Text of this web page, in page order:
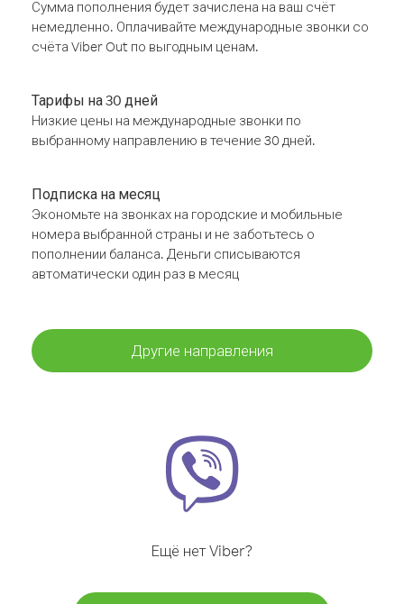
Сумма пополнения будет зачислена на ваш счёт
немедленно. Оплачивайте международные звонки со
счёта Viber Out по выгодным ценам.
Тарифы на 30 дней
Низкие цены на международные звонки по
выбранному направлению в течение 30 дней.
Подписка на месяц
Экономьте на звонках на городские и мобильные
номера выбранной страны и не заботьтесь о
пополнении баланса. Деньги списываются
автоматически один раз в месяц
Другие направления
Ещё нет Viber?